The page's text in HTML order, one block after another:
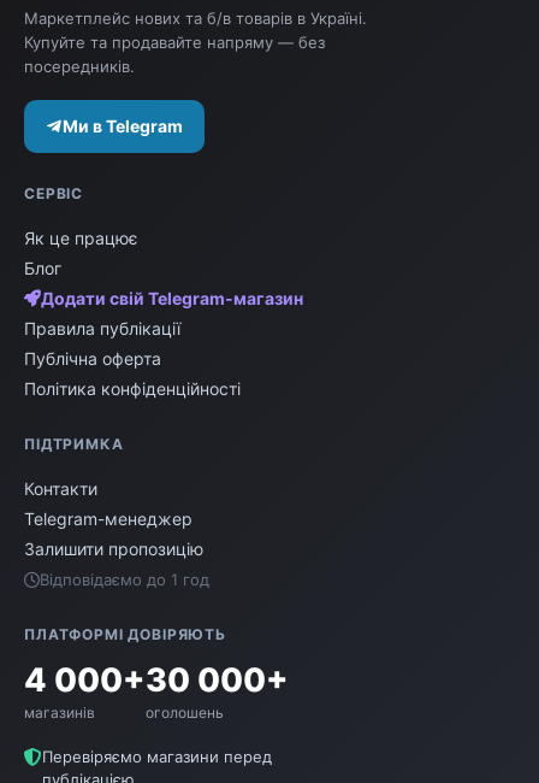
Маркетплейс нових та б/в товарів в Україні.
Купуйте та продавайте напряму — без
посередників.
Ми в Telegram
СЕРВІС
Як це працює
Блог
Додати свій Telegram-магазин
Правила публікації
Публічна оферта
Політика конфіденційності
ПІДТРИМКА
Контакти
Telegram-менеджер
Залишити пропозицію
Відповідаємо до 1 год
ПЛАТФОРМІ ДОВІРЯЮТЬ
4 000+
магазинів
30 000+
оголошень
Перевіряємо магазини перед
публікацією